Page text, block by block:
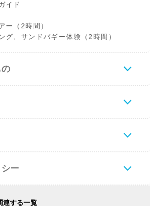
イド
ー（2時間）
グ、サンドバギー体験（2時間）
ー
連する一覧